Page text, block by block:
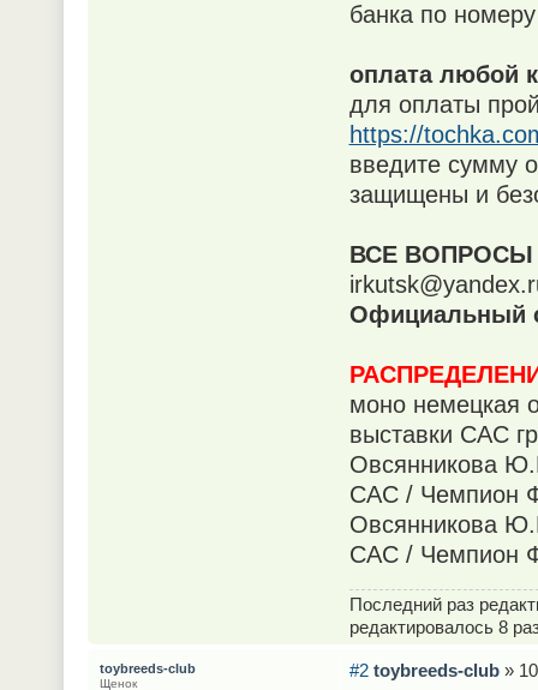
банка по
оплата любой
для оплаты
https://
введите сумму
защищены и
ВСЕ ВОПРОСЫ
Официальный
моно немецкая
выставки САС
Овсянникова
САС / Чемпион
Овсянникова
САС / Чемпион
Последний раз
редактировалось 8
#2 toybreeds-club»
toybreeds-club
Щенок